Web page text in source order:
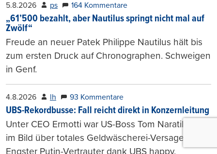
5.8.2026 ps 164 Kommentare
„61’500 bezahlt, aber Nautilus springt nicht mal auf
Zwölf“
Freude an neuer Patek Philippe Nautilus hält bis
zum ersten Druck auf Chronographen. Schweigen
in Genf.
4.8.2026 lh 93 Kommentare
UBS-Rekordbusse: Fall reicht direkt in Konzernleitung
Unter CEO Ermotti war US-Boss Tom Naratil früh
im Bild über totales Geldwäscherei-Versagen.
Engster Putin-Vertrauter dank UBS happy.